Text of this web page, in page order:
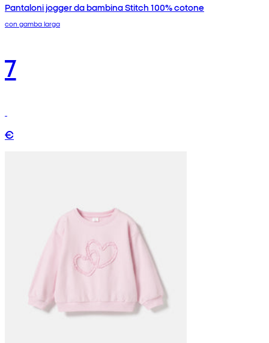
Pantaloni jogger da bambina Stitch 100% cotone
con gamba larga
7
€